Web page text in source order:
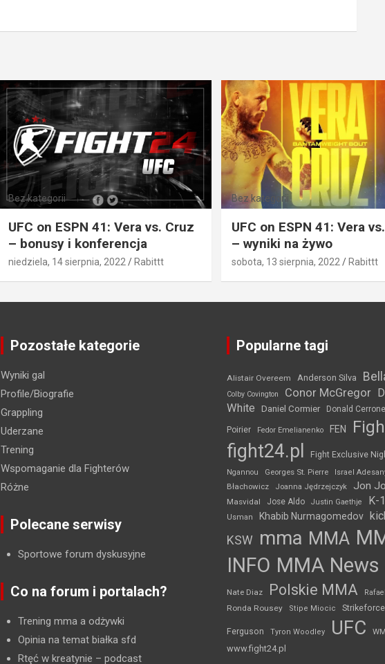
Bez kategorii
UFC on ESPN 41: Vera vs. Cruz
– bonusy i konferencja
niedziela, 14 sierpnia, 2022 Rabittt
Bez kategorii
UFC on ESPN 41: Vera
– wyniki na żywo
sobota, 13 sierpnia, 2022 Rabittt
Pozostałe kategorie
Wyniki gal
Profile/Biografie
Grappling
Uderzane
Trening
Wspomaganie dla Fighterów
Różne
Polecane serwisy
Sportowe forum dyskusyjne
Co na forum i portalach?
Trening mma a odżywki
Opinia na temat białka sfd
Rtęć w kreatynie – podcast
Popularne tagi
Alistair Overeem Anderson Silva
Colby Covington Conor McGregor
White
Daniel Cormier Donald Cerrone
Poirier Fedor Emelianenko FEN
fight24.pl Fight Exclusive
Ngannou
Georges St. Pierre Israel
Błachowicz
Joanna Jędrzejczyk Jon
Masvidal
Jose Aldo Justin Gaethje K-1
Usman
Khabib Nurmagomedov
KSW mma MMA
INFO MMA News
Nate Diaz Polskie MMA
Ronda Rousey Stipe Miocic Strikeforce
Ferguson Tyron Woodley UFC
www.fight24.pl